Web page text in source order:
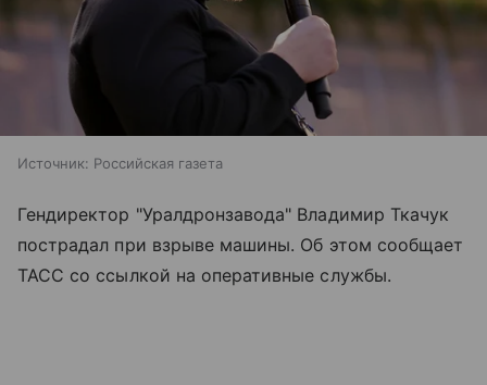
Источник: Российская газета
Гендиректор "Уралдронзавода" Владимир Ткачук
пострадал при взрыве машины. Об этом сообщает
ТАСС со ссылкой на оперативные службы.